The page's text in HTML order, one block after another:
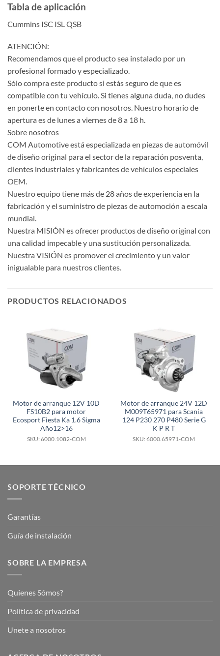
Tabla de aplicación
Cummins ISC ISL QSB
ATENCIÓN:
Recomendamos que el producto sea instalado por un
profesional formado y especializado.
Sólo compra este producto si estás seguro de que es
compatible con tu vehículo. Si tienes alguna duda, no dudes
en ponerte en contacto con nosotros. Nuestro horario de
apertura es de lunes a viernes de 8 a 18 h.
Sobre nosotros
COM Automotive está especializada en piezas de automóvil
de diseño original para el sector de la reparación posventa,
clientes industriales y fabricantes de vehículos especiales
OEM.
Nuestro equipo tiene más de 28 años de experiencia en la
fabricación y el suministro de piezas de automoción a escala
mundial.
Nuestra MISIÓN es ofrecer productos de diseño original con
una calidad impecable y una sustitución personalizada.
Nuestra VISIÓN es promover el crecimiento y un valor
inigualable para nuestros clientes.
PRODUCTOS RELACIONADOS
Motor de arranque 12V 10D
FS10B2 para motor
Ecosport Fiesta Ka 1.6 Sigma
Año12>16
SKU: 6000.1082-COM
Motor de arranque 24V 12D
M009T65971 para Scania
124 P230 270 P480 Serie G
K P R T
SKU: 6000.65971-COM
SOPORTE TÉCNICO
Garantías
Guía de instalación
SOBRE LA EMPRESA
Quienes Sómos?
Política de privacidad
Unete a nosotros